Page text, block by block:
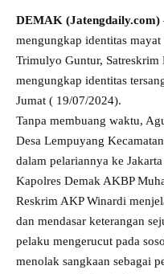
DEMAK (Jatengdaily.com)
mengungkap identitas
Trimulyo Guntur, Satreskrim
mengungkap identitas
Jumat ( 19/07/2024).
Tanpa membuang waktu,
Desa Lempuyang
dalam pelariannya ke
Kapolres Demak AKBP
Reskrim AKP Winardi
dan mendasar keterangan
pelaku mengerucut pada
menolak sangkaan sebagai